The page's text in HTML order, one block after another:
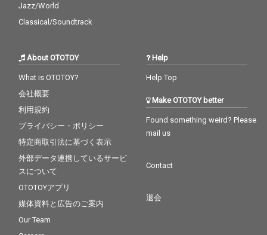
Jazz/World
Classical/Soundtrack
About OTOTOY
What is OTOTOY?
会社概要
利用規約
プライバシー・ポリシー
特定商取引法に基づく表示
外部データ連携しているサービ
スについて
OTOTOYアプリ
媒体資料と広告のご案内
Our Team
Help
Help Top
Make OTOTOY better
Found something weird? Please
mail us
Contact
退会